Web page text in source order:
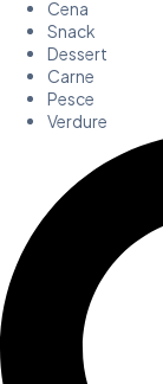
Cena
Snack
Dessert
Carne
Pesce
Verdure